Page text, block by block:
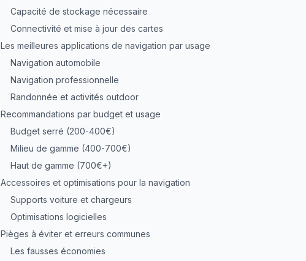
Capacité de stockage nécessaire
Connectivité et mise à jour des cartes
Les meilleures applications de navigation par usage
Navigation automobile
Navigation professionnelle
Randonnée et activités outdoor
Recommandations par budget et usage
Budget serré (200-400€)
Milieu de gamme (400-700€)
Haut de gamme (700€+)
Accessoires et optimisations pour la navigation
Supports voiture et chargeurs
Optimisations logicielles
Pièges à éviter et erreurs communes
Les fausses économies